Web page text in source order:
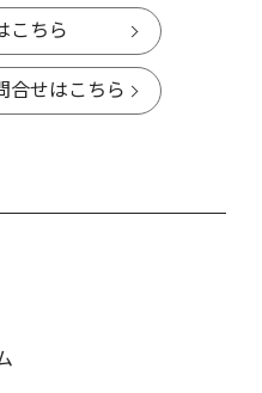
こちら
合せはこちら